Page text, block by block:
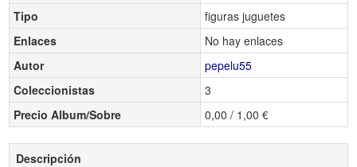
Tipo
figuras juguetes
Enlaces
No hay enlaces
Autor
pepelu55
Coleccionistas
3
Precio Album/Sobre
0,00 / 1,00 €
Descripción